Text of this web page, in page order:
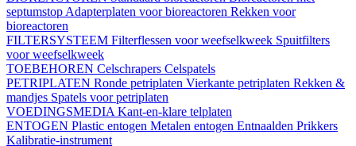
septumstop Adapterplaten voor bioreactoren Rekken voor
bioreactoren
FILTERSYSTEEM Filterflessen voor weefselkweek Spuitfilters
voor weefselkweek
TOEBEHOREN Celschrapers Celspatels
PETRIPLATEN Ronde petriplaten Vierkante petriplaten Rekken &
mandjes Spatels voor petriplaten
VOEDINGSMEDIA Kant-en-klare telplaten
ENTOGEN Plastic entogen Metalen entogen Entnaalden Prikkers
Kalibratie-instrument